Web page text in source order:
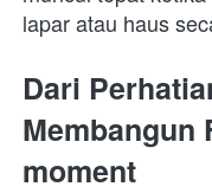
lapar atau haus
Dari
Membangun
moment